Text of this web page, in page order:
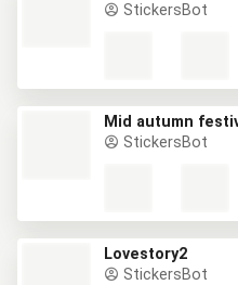
StickersBot
Mid autumn
StickersBot
Lovestory2
StickersBot